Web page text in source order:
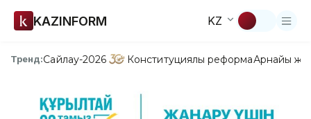
KAZINFORM KZ
Тренд:Сайлау-2026 Конституциялық реформаАрнайы